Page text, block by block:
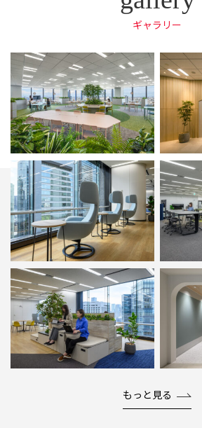
ギャラリー
もっと見る